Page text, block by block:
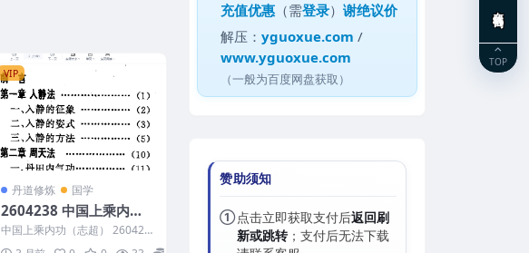
VIP
丹道修炼 国学
2604238 中国上乘内功
（志超）
中国上乘内功（志超） 260423
8 以下内容为整理的相关资料内
充值优惠 （需登录）谢绝议价
解压：yguoxue.com /
www.yguoxue.com
（一般为百度网盘获取）
赞助须知
①点击立即获取支付后返回刷
新或跳转；支付后无法下载
TOP